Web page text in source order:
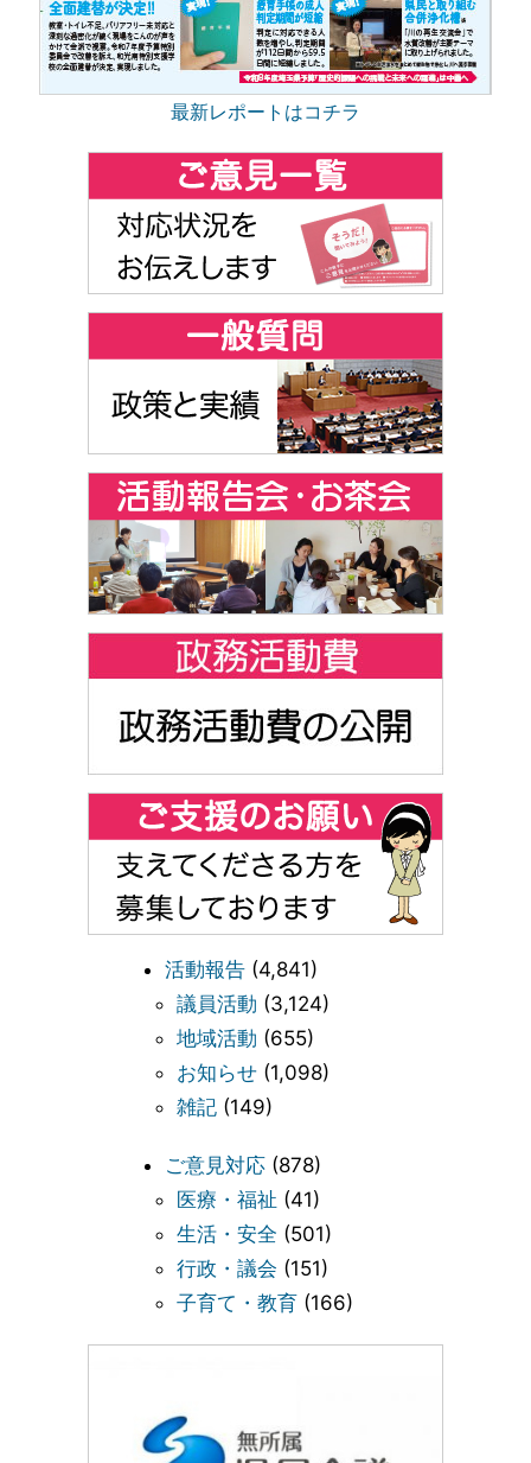
最新レポートはコチラ
活動報告 (4,841)
議員活動 (3,124)
地域活動 (655)
お知らせ (1,098)
雑記 (149)
ご意見対応 (878)
医療・福祉 (41)
生活・安全 (501)
行政・議会 (151)
子育て・教育 (166)